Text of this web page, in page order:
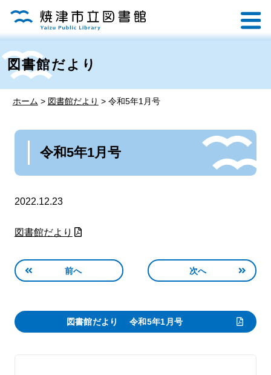
図書館だより
ホーム > 図書館だより > 令和5年1月号
令和5年1月号
2022.12.23
図書館だより
前へ 次へ
図書館だより 令和5年1月号